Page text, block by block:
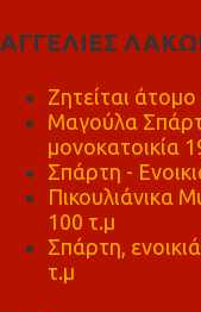
ΑΓΓΕΛΙΕΣ
Ζητείται
Μαγούλα
μονοκατοικία
Σπάρτη -
Πικουλιάνικα
100 τ.μ
Σπάρτη,
τ.μ